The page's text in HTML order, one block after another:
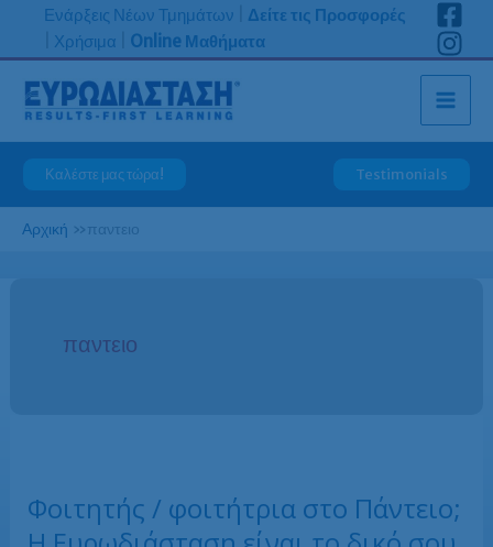
Μετάβαση
περιεχόμενο
Ενάρξεις Νέων Τμημάτων
Δείτε τις Προσφορές
Χρήσιμα Online Μαθήματα
Καλέστε μας τώρα! Testimonials
Αρχική »παντειο
παντειο
Φοιτητής / φοιτήτρια στο Πάντειο;